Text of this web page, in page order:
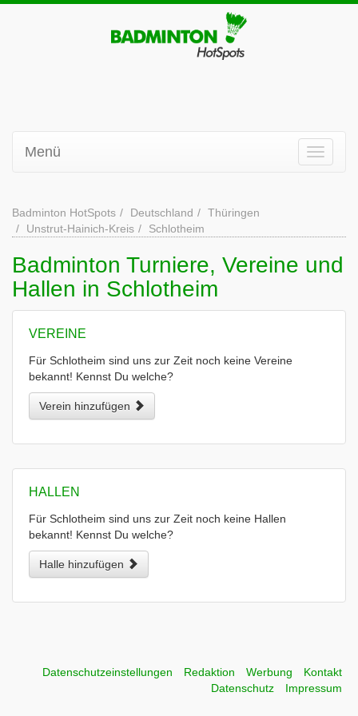
Menü
Badminton HotSpots Deutschland
Thüringen
Unstrut-Hainich-Kreis
Schlotheim
Badminton Turniere, Vereine und
Hallen in Schlotheim
VEREINE
Für Schlotheim sind uns zur Zeit noch keine Vereine
bekannt! Kennst Du welche?
Verein hinzufügen
HALLEN
Für Schlotheim sind uns zur Zeit noch keine Hallen
bekannt! Kennst Du welche?
Halle hinzufügen
Datenschutzeinstellungen Redaktion Werbung
Kontakt
Datenschutz
Impressum